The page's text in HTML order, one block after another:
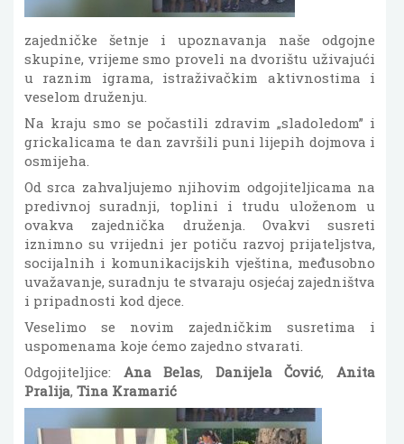
zajedničke šetnje i upoznavanja naše odgojne
skupine, vrijeme smo proveli na dvorištu uživajući
u raznim igrama, istraživačkim aktivnostima i
veselom druženju.
Na kraju smo se počastili zdravim „sladoledom” i
grickalicama te dan završili puni lijepih dojmova i
osmijeha.
Od srca zahvaljujemo njihovim odgojiteljicama na
predivnoj suradnji, toplini i trudu uloženom u
ovakva zajednička druženja. Ovakvi susreti
iznimno su vrijedni jer potiču razvoj prijateljstva,
socijalnih i komunikacijskih vještina, međusobno
uvažavanje, suradnju te stvaraju osjećaj zajedništva
i pripadnosti kod djece.
Veselimo se novim zajedničkim susretima i
uspomenama koje ćemo zajedno stvarati.
Odgojiteljice: Ana Belas, Danijela Čović,Anita
Pralija, Tina Kramarić